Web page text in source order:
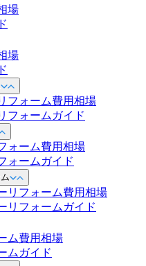
場
場
フォーム費用相場
フォームガイド
ォーム費用相場
ォームガイド
リフォーム費用相場
リフォームガイド
ム費用相場
ムガイド